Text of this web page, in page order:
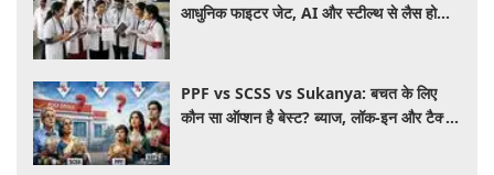
आधुनिक फाइटर जेट, AI और स्टील्थ से लैस होगा
PPF vs SCSS vs Sukanya: बचत के लिए
कौन सा ऑप्शन है बेस्ट? ब्याज, लॉक-इन और टैक्स